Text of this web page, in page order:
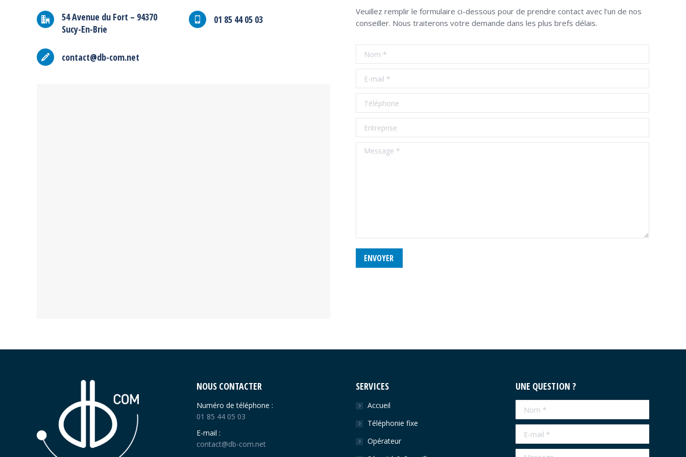
54 Avenue du Fort – 94370
Sucy-En-Brie
01 85 44 05 03
contact@db-com.net
Veuillez remplir le formulaire ci-dessous pour de prendre contact avec l’un de nos
conseiller. Nous traiterons votre demande dans les plus brefs délais.
Nom *
E-mail *
Téléphone
Entreprise
Message *
ENVOYER
NOUS CONTACTER
Numéro de téléphone :
01 85 44 05 03
E-mail :
contact@db-com.net
SERVICES
Accueil
Téléphonie fixe
Opérateur
UNE QUESTION ?
Nom *
E-mail *
Message